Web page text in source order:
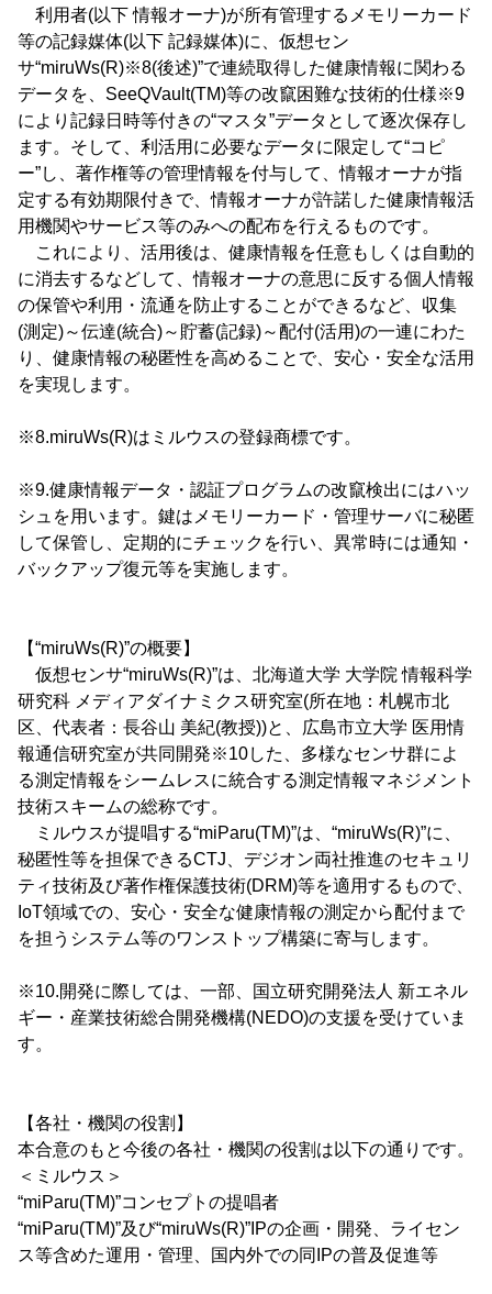
利用者(以下 情報オーナ)が所有管理するメモリーカード
等の記録媒体(以下 記録媒体)に、仮想セン
サ“miruWs(R)※8(後述)”で連続取得した健康情報に関わる
データを、SeeQVault(TM)等の改竄困難な技術的仕様※9
により記録日時等付きの“マスタ”データとして逐次保存し
ます。そして、利活用に必要なデータに限定して“コピ
ー”し、著作権等の管理情報を付与して、情報オーナが指
定する有効期限付きで、情報オーナが許諾した健康情報活
用機関やサービス等のみへの配布を行えるものです。
これにより、活用後は、健康情報を任意もしくは自動的
に消去するなどして、情報オーナの意思に反する個人情報
の保管や利用・流通を防止することができるなど、収集
(測定)～伝達(統合)～貯蓄(記録)～配付(活用)の一連にわた
り、健康情報の秘匿性を高めることで、安心・安全な活用
を実現します。
※8.miruWs(R)はミルウスの登録商標です。
※9.健康情報データ・認証プログラムの改竄検出にはハッ
シュを用います。鍵はメモリーカード・管理サーバに秘匿
して保管し、定期的にチェックを行い、異常時には通知・
バックアップ復元等を実施します。
【“miruWs(R)”の概要】
仮想センサ“miruWs(R)”は、北海道大学 大学院 情報科学
研究科 メディアダイナミクス研究室(所在地：札幌市北
区、代表者：長谷山 美紀(教授))と、広島市立大学 医用情
報通信研究室が共同開発※10した、多様なセンサ群によ
る測定情報をシームレスに統合する測定情報マネジメント
技術スキームの総称です。
ミルウスが提唱する“miParu(TM)”は、“miruWs(R)”に、
秘匿性等を担保できるCTJ、デジオン両社推進のセキュリ
ティ技術及び著作権保護技術(DRM)等を適用するもので、
IoT領域での、安心・安全な健康情報の測定から配付まで
を担うシステム等のワンストップ構築に寄与します。
※10.開発に際しては、一部、国立研究開発法人 新エネル
ギー・産業技術総合開発機構(NEDO)の支援を受けていま
す。
【各社・機関の役割】
本合意のもと今後の各社・機関の役割は以下の通りです。
＜ミルウス＞
“miParu(TM)”コンセプトの提唱者
“miParu(TM)”及び“miruWs(R)”IPの企画・開発、ライセン
ス等含めた運用・管理、国内外での同IPの普及促進等